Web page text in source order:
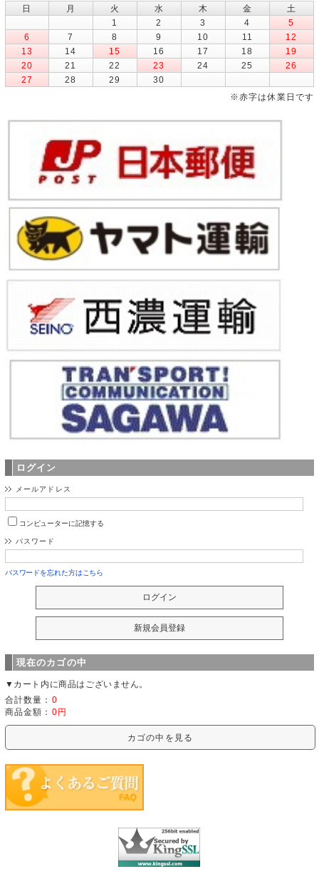
日
月 火 水 木 金
土
1
2 3 4
5
6
7 8 9 10 11
12
13
14 15 16 17 18
19
20
21 22 23 24 25
26
27
28 29
30
※赤字は休業日です
ログイン
メールアドレス
コンピューターに記憶する
パスワード
パスワードを忘れた方はこちら
現在のカゴの中
▼カート内に商品はございません。
合計数量： 0
商品金額： 0円
カゴの中を見る